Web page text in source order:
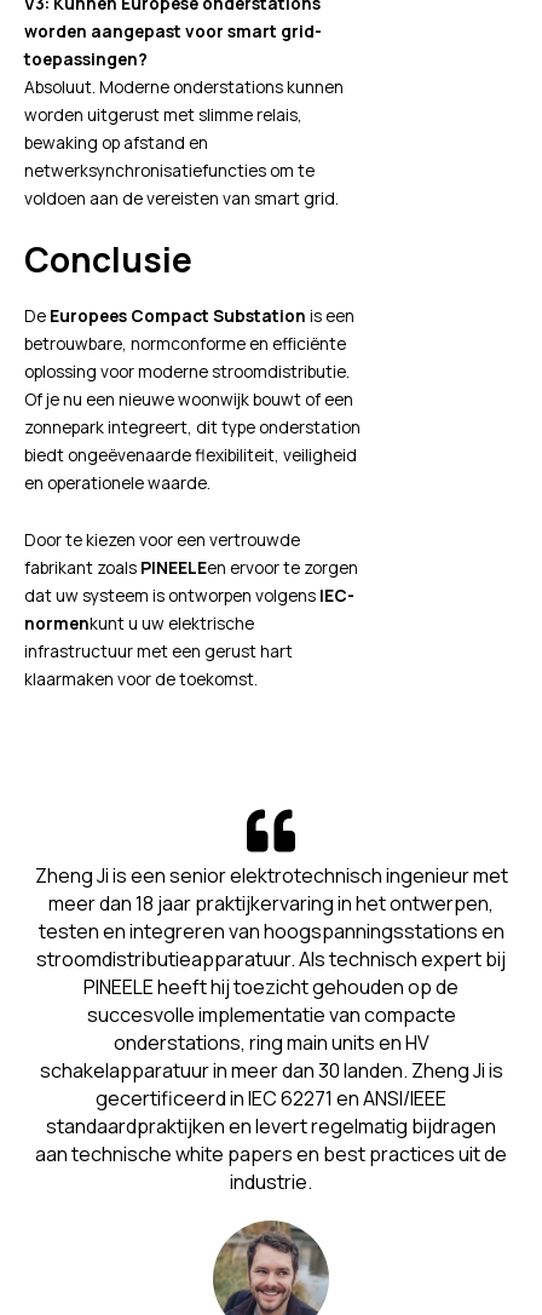
worden aangepast voor smart grid-
toepassingen?
Absoluut. Moderne onderstations kunnen
worden uitgerust met slimme relais,
bewaking op afstand en
netwerksynchronisatiefuncties om te
voldoen aan de vereisten van smart grid.
Conclusie
De Europees Compact Substation is een
betrouwbare, normconforme en efficiënte
oplossing voor moderne stroomdistributie.
Of je nu een nieuwe woonwijk bouwt of een
zonnepark integreert, dit type onderstation
biedt ongeëvenaarde flexibiliteit, veiligheid
en operationele waarde.
Door te kiezen voor een vertrouwde
fabrikant zoals PINEELEen ervoor te zorgen
dat uw systeem is ontworpen volgens IEC-
normenkunt u uw elektrische
infrastructuur met een gerust hart
klaarmaken voor de toekomst.
Zheng Ji is een senior elektrotechnisch ingenieur met
meer dan 18 jaar praktijkervaring in het ontwerpen,
testen en integreren van hoogspanningsstations en
stroomdistributieapparatuur. Als technisch expert bij
PINEELE heeft hij toezicht gehouden op de
succesvolle implementatie van compacte
onderstations, ring main units en HV
schakelapparatuur in meer dan 30 landen. Zheng Ji is
gecertificeerd in IEC 62271 en ANSI/IEEE
standaardpraktijken en levert regelmatig bijdragen
aan technische white papers en best practices uit de
industrie.